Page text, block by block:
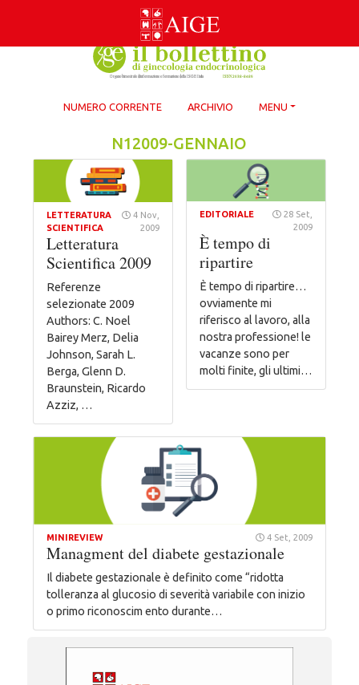
NUMERO CORRENTE ARCHIVIO MENU
N12009-GENNAIO
LETTERATURA
SCIENTIFICA
4 Nov,
2009
Letteratura
Scientifica 2009
Referenze
selezionate 2009
Authors: C. Noel
Bairey Merz, Delia
Johnson, Sarah L.
Berga, Glenn D.
Braunstein, Ricardo
Azziz, …
EDITORIALE
28 Set,
2009
È tempo di
ripartire
È tempo di ripartire…
ovviamente mi
riferisco al lavoro, alla
nostra professione! le
vacanze sono per
molti finite, gli ultimi…
MINIREVIEW 4 Set, 2009
Managment del diabete gestazionale
Il diabete gestazionale è definito come “ridotta
tolleranza al glucosio di severità variabile con inizio
o primo riconoscim ento durante…